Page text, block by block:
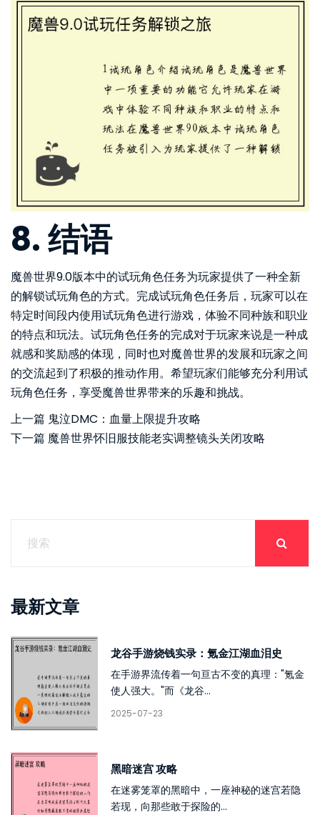
8. 结语
魔兽世界9.0版本中的试玩角色任务为玩家提供了一种全新
的解锁试玩角色的方式。完成试玩角色任务后，玩家可以在
特定时间段内使用试玩角色进行游戏，体验不同种族和职业
的特点和玩法。试玩角色任务的完成对于玩家来说是一种成
就感和奖励感的体现，同时也对魔兽世界的发展和玩家之间
的交流起到了积极的推动作用。希望玩家们能够充分利用试
玩角色任务，享受魔兽世界带来的乐趣和挑战。
上一篇 鬼泣DMC：血量上限提升攻略
下一篇 魔兽世界怀旧服技能老实调整镜头关闭攻略
最新文章
龙谷手游烧钱实录：氪金江湖血泪史
在手游界流传着一句亘古不变的真理："氪金
使人强大。"而《龙谷...
2025-07-23
黑暗迷宫 攻略
在迷雾笼罩的黑暗中，一座神秘的迷宫若隐
若现，向那些敢于探险的...